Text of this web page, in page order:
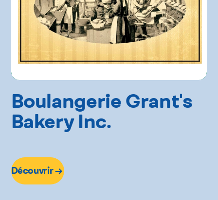
Boulangerie Grant's
Bakery Inc.
Découvrir